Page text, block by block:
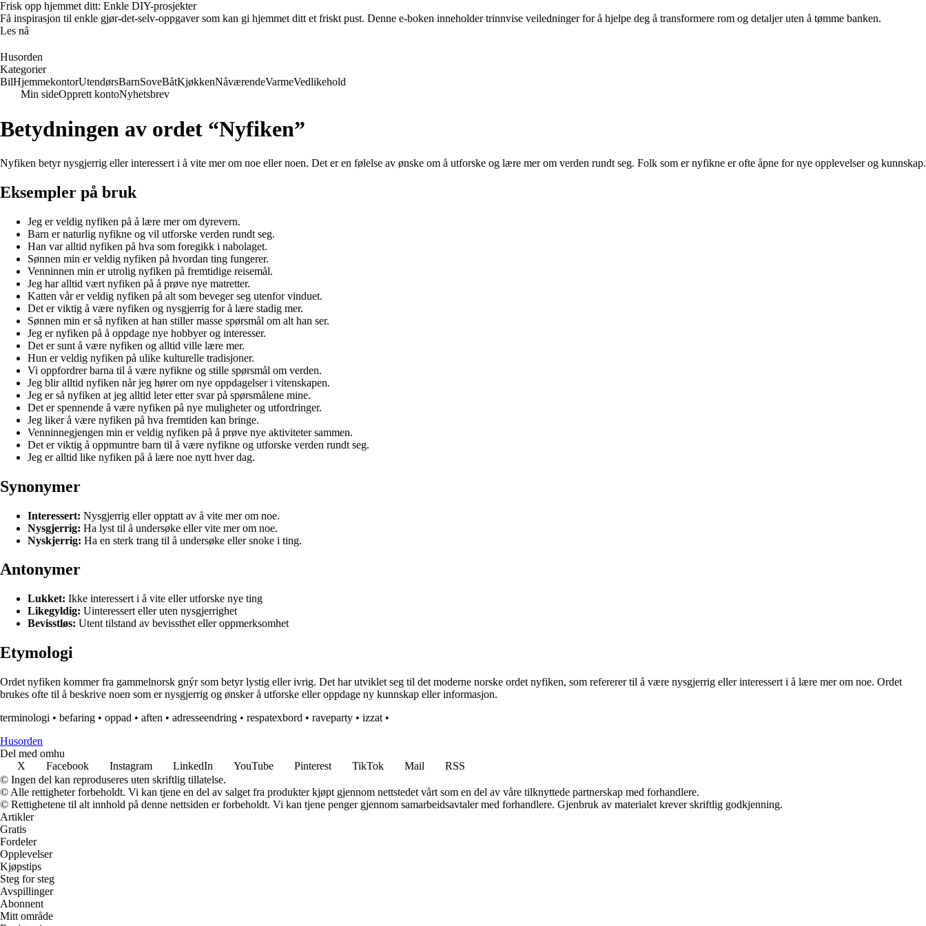
Frisk opp hjemmet ditt: Enkle DIY-prosjekter
Få inspirasjon til enkle gjør-det-selv-oppgaver som kan gi hjemmet ditt et friskt pust. Denne e-boken inneholder trinnvise veiledninger for å hjelpe deg å transformere rom og detaljer uten å tømme banken.
Les nå
Husorden
Kategorier
BilHjemmekontorUtendørsBarnSoveBåtKjøkkenNåværendeVarmeVedlikehold
Min sideOpprett kontoNyhetsbrev
Betydningen av ordet “Nyfiken”
Nyfiken betyr nysgjerrig eller interessert i å vite mer om noe eller noen. Det er en følelse av ønske om å utforske og lære mer om verden rundt seg. Folk som er nyfikne er ofte åpne for nye opplevelser og kunnskap.
Eksempler på bruk
Jeg er veldig nyfiken på å lære mer om dyrevern.
Barn er naturlig nyfikne og vil utforske verden rundt seg.
Han var alltid nyfiken på hva som foregikk i nabolaget.
Sønnen min er veldig nyfiken på hvordan ting fungerer.
Venninnen min er utrolig nyfiken på fremtidige reisemål.
Jeg har alltid vært nyfiken på å prøve nye matretter.
Katten vår er veldig nyfiken på alt som beveger seg utenfor vinduet.
Det er viktig å være nyfiken og nysgjerrig for å lære stadig mer.
Sønnen min er så nyfiken at han stiller masse spørsmål om alt han ser.
Jeg er nyfiken på å oppdage nye hobbyer og interesser.
Det er sunt å være nyfiken og alltid ville lære mer.
Hun er veldig nyfiken på ulike kulturelle tradisjoner.
Vi oppfordrer barna til å være nyfikne og stille spørsmål om verden.
Jeg blir alltid nyfiken når jeg hører om nye oppdagelser i vitenskapen.
Jeg er så nyfiken at jeg alltid leter etter svar på spørsmålene mine.
Det er spennende å være nyfiken på nye muligheter og utfordringer.
Jeg liker å være nyfiken på hva fremtiden kan bringe.
Venninnegjengen min er veldig nyfiken på å prøve nye aktiviteter sammen.
Det er viktig å oppmuntre barn til å være nyfikne og utforske verden rundt seg.
Jeg er alltid like nyfiken på å lære noe nytt hver dag.
Synonymer
Interessert: Nysgjerrig eller opptatt av å vite mer om noe.
Nysgjerrig: Ha lyst til å undersøke eller vite mer om noe.
Nyskjerrig: Ha en sterk trang til å undersøke eller snoke i ting.
Antonymer
Lukket: Ikke interessert i å vite eller utforske nye ting
Likegyldig: Uinteressert eller uten nysgjerrighet
Bevisstløs: Utent tilstand av bevissthet eller oppmerksomhet
Etymologi
Ordet nyfiken kommer fra gammelnorsk gnýr som betyr lystig eller ivrig. Det har utviklet seg til det moderne norske ordet nyfiken, som refererer til å være nysgjerrig eller interessert i å lære mer om noe. Ordet
brukes ofte til å beskrive noen som er nysgjerrig og ønsker å utforske eller oppdage ny kunnskap eller informasjon.
terminologi • befaring • oppad • aften • adresseendring • respatexbord • raveparty • izzat •
Husorden
Del med omhu
X
Facebook Instagram LinkedIn YouTube Pinterest TikTok Mail
RSS
© Ingen del kan reproduseres uten skriftlig tillatelse.
© Alle rettigheter forbeholdt. Vi kan tjene en del av salget fra produkter kjøpt gjennom nettstedet vårt som en del av våre tilknyttede partnerskap med forhandlere.
© Rettighetene til alt innhold på denne nettsiden er forbeholdt. Vi kan tjene penger gjennom samarbeidsavtaler med forhandlere. Gjenbruk av materialet krever skriftlig godkjenning.
Artikler
Gratis
Fordeler
Opplevelser
Kjøpstips
Steg for steg
Avspillinger
Abonnent
Mitt område